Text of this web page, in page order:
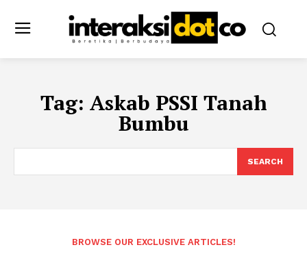
Tag: Askab PSSI Tanah
Bumbu
SEARCH
BROWSE OUR EXCLUSIVE ARTICLES!